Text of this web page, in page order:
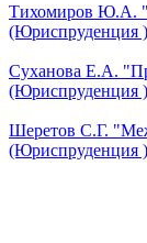
Тихомиров Ю.А.
(Юриспруденция )
Суханова Е.А.
(Юриспруденция )
Шеретов С.Г.
(Юриспруденция )